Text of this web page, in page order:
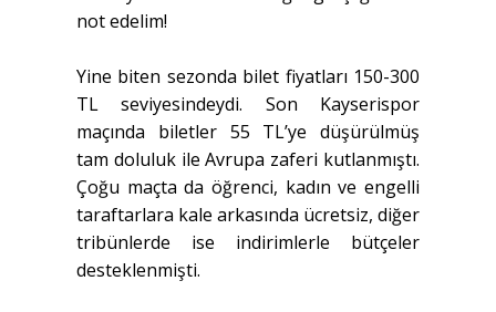
not edelim!
Yine biten sezonda bilet fiyatları 150-300
TL seviyesindeydi. Son Kayserispor
maçında biletler 55 TL’ye düşürülmüş
tam doluluk ile Avrupa zaferi kutlanmıştı.
Çoğu maçta da öğrenci, kadın ve engelli
taraftarlara kale arkasında ücretsiz, diğer
tribünlerde ise indirimlerle bütçeler
desteklenmişti.